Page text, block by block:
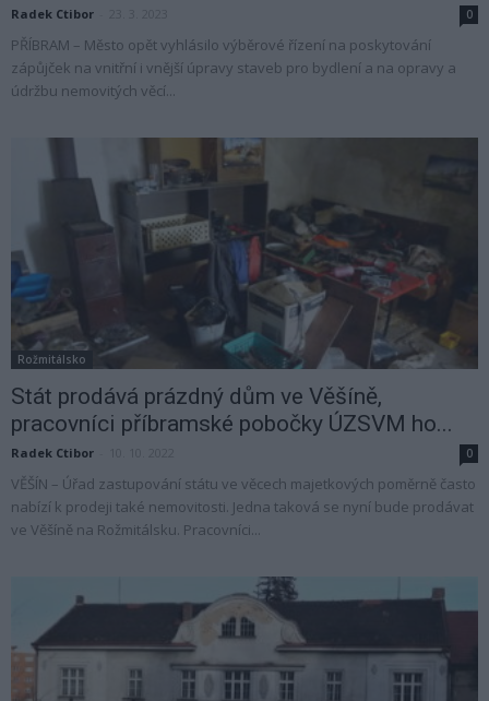
Radek Ctibor 0
PŘÍBRAM – Město opět vyhlásilo výběrové řízení na poskytování
zápůjček na vnitřní i vnější úpravy staveb pro bydlení a na opravy a
údržbu nemovitých věcí...
Rožmitálsko
Stát prodává prázdný dům ve Věšíně,
pracovníci příbramské pobočky ÚZSVM ho...
Radek Ctibor 0
VĚŠÍN – Úřad zastupování státu ve věcech majetkových poměrně často
nabízí k prodeji také nemovitosti. Jedna taková se nyní bude prodávat
ve Věšíně na Rožmitálsku. Pracovníci...